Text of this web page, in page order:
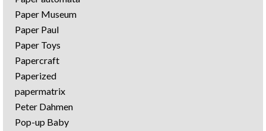
Paper Museum
Paper Paul
Paper Toys
Papercraft
Paperized
papermatrix
Peter Dahmen
Pop-up Baby